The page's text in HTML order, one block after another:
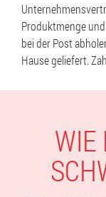
Produktmenge
bei der Post
Hause geliefert.
WIE